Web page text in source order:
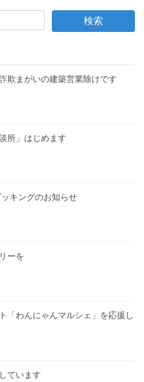
欺まがいの建築営業除けです
所」はじめます
キングのお知らせ
ーを
「わんにゃんマルシェ」を応援し
ています